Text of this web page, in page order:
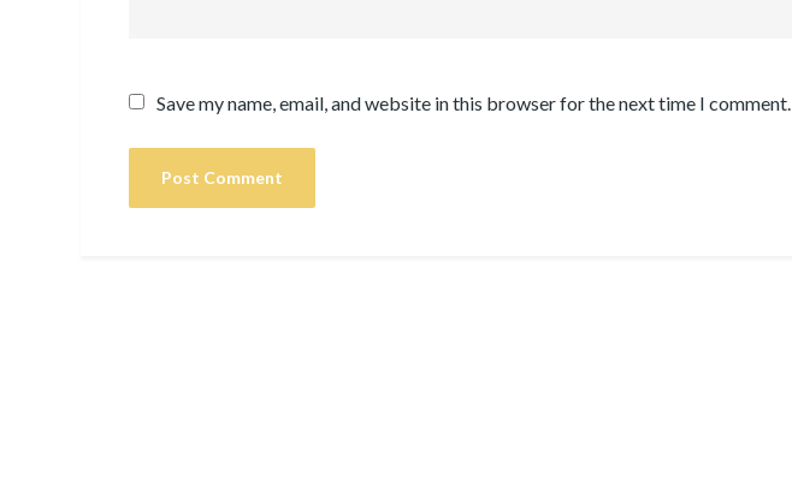
Save my name, email, and website in this browser for the next time I comment.